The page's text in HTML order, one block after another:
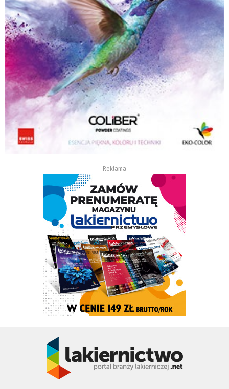
Reklama